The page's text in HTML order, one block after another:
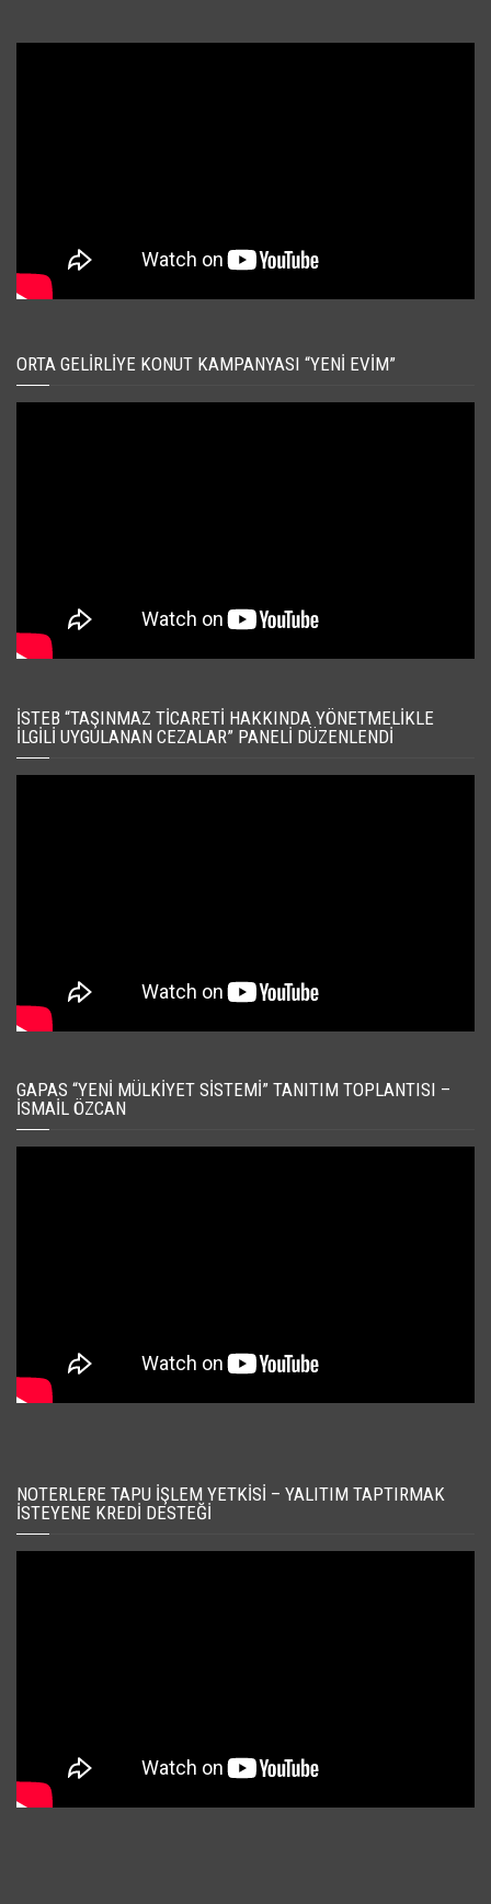
ORTA GELIRLIYE KONUT KAMPANYASI “YENI EVIM”
İSTEB “TAŞINMAZ TICARETI HAKKINDA YÖNETMELIKLE
İLGILI UYGULANAN CEZALAR” PANELI DÜZENLENDI
GAPAS “YENI MÜLKIYET SISTEMI” TANITIM TOPLANTISI –
İSMAIL ÖZCAN
NOTERLERE TAPU İŞLEM YETKISI – YALITIM TAPTIRMAK
İSTEYENE KREDI DESTEĞI